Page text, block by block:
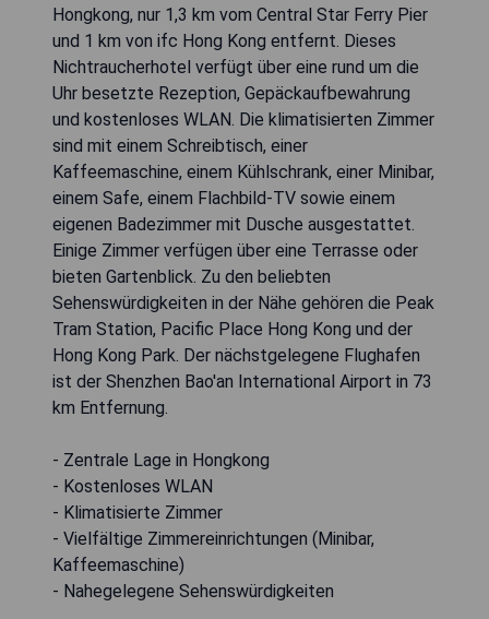
Hongkong, nur 1,3 km vom Central Star Ferry Pier
und 1 km von ifc Hong Kong entfernt. Dieses
Nichtraucherhotel verfügt über eine rund um die
Uhr besetzte Rezeption, Gepäckaufbewahrung
und kostenloses WLAN. Die klimatisierten Zimmer
sind mit einem Schreibtisch, einer
Kaffeemaschine, einem Kühlschrank, einer Minibar,
einem Safe, einem Flachbild-TV sowie einem
eigenen Badezimmer mit Dusche ausgestattet.
Einige Zimmer verfügen über eine Terrasse oder
bieten Gartenblick. Zu den beliebten
Sehenswürdigkeiten in der Nähe gehören die Peak
Tram Station, Pacific Place Hong Kong und der
Hong Kong Park. Der nächstgelegene Flughafen
ist der Shenzhen Bao'an International Airport in 73
km Entfernung.
- Zentrale Lage in Hongkong
- Kostenloses WLAN
- Klimatisierte Zimmer
- Vielfältige Zimmereinrichtungen (Minibar,
Kaffeemaschine)
- Nahegelegene Sehenswürdigkeiten